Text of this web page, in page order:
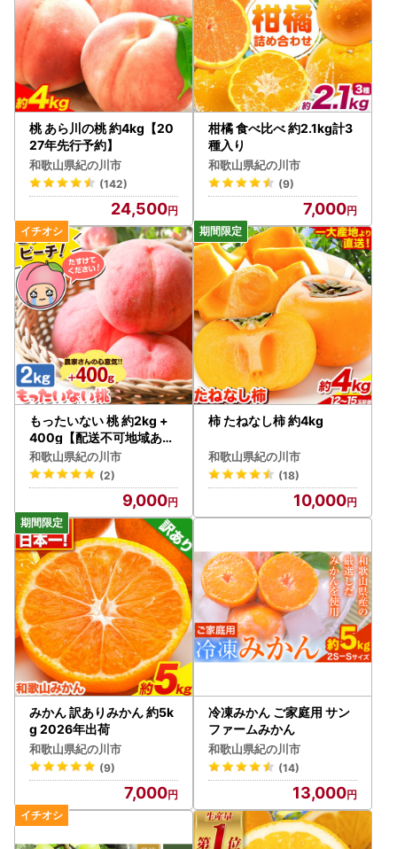
桃 あら川の桃 約4kg【20
27年先行予約】
和歌山県紀の川市
(142)
24,500
柑橘 食べ比べ 約2.1kg計3
種入り
和歌山県紀の川市
(9)
7,000
もったいない 桃 約2kg +
400g【配送不可地域あり
】
和歌山県紀の川市
(2)
9,000
柿 たねなし柿 約4kg
和歌山県紀の川市
(18)
10,000
みかん 訳ありみかん 約5k
g 2026年出荷
和歌山県紀の川市
(9)
7,000
冷凍みかん ご家庭用 サン
ファームみかん
和歌山県紀の川市
(14)
13,000